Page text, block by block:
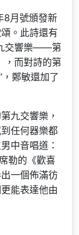
8月號頒發新
。此詩還有
交響樂——第
，而對詩的第
，鄭敏還加了
九交響樂，
任何器樂都
中音唱道：
勒的《歡喜
一個佈滿彷
能表達他由